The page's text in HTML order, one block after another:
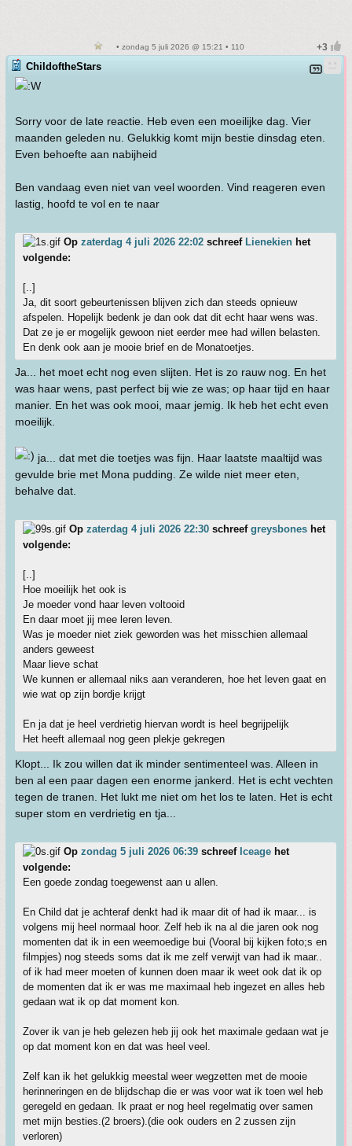
• zondag 5 juli 2026 @ 15:21 • 110
ChildoftheStars
Sorry voor de late reactie. Heb even een moeilijke dag. Vier
maanden geleden nu. Gelukkig komt mijn bestie dinsdag eten.
Even behoefte aan nabijheid
Ben vandaag even niet van veel woorden. Vind reageren even
lastig, hoofd te vol en te naar
Op zaterdag 4 juli 2026 22:02 schreef Lienekien het
volgende:
[..]
Ja, dit soort gebeurtenissen blijven zich dan steeds opnieuw
afspelen. Hopelijk bedenk je dan ook dat dit echt haar wens was.
Dat ze je er mogelijk gewoon niet eerder mee had willen belasten.
En denk ook aan je mooie brief en de Monatoetjes.
Ja... het moet echt nog even slijten. Het is zo rauw nog. En het
was haar wens, past perfect bij wie ze was; op haar tijd en haar
manier. En het was ook mooi, maar jemig. Ik heb het echt even
moeilijk.
ja... dat met die toetjes was fijn. Haar laatste maaltijd was
gevulde brie met Mona pudding. Ze wilde niet meer eten,
behalve dat.
Op zaterdag 4 juli 2026 22:30 schreef greysbones het
volgende:
[..]
Hoe moeilijk het ook is
Je moeder vond haar leven voltooid
En daar moet jij mee leren leven.
Was je moeder niet ziek geworden was het misschien allemaal
anders geweest
Maar lieve schat
We kunnen er allemaal niks aan veranderen, hoe het leven gaat en
wie wat op zijn bordje krijgt
En ja dat je heel verdrietig hiervan wordt is heel begrijpelijk
Het heeft allemaal nog geen plekje gekregen
Klopt... Ik zou willen dat ik minder sentimenteel was. Alleen in
ben al een paar dagen een enorme jankerd. Het is echt vechten
tegen de tranen. Het lukt me niet om het los te laten. Het is echt
super stom en verdrietig en tja...
Op zondag 5 juli 2026 06:39 schreef Iceage het
volgende:
Een goede zondag toegewenst aan u allen.
En Child dat je achteraf denkt had ik maar dit of had ik maar... is
volgens mij heel normaal hoor. Zelf heb ik na al die jaren ook nog
momenten dat ik in een weemoedige bui (Vooral bij kijken foto;s en
filmpjes) nog steeds soms dat ik me zelf verwijt van had ik maar..
of ik had meer moeten of kunnen doen maar ik weet ook dat ik op
de momenten dat ik er was me maximaal heb ingezet en alles heb
gedaan wat ik op dat moment kon.
Zover ik van je heb gelezen heb jij ook het maximale gedaan wat je
op dat moment kon en dat was heel veel.
Zelf kan ik het gelukkig meestal weer wegzetten met de mooie
herinneringen en de blijdschap die er was voor wat ik toen wel heb
geregeld en gedaan. Ik praat er nog heel regelmatig over samen
met mijn besties.(2 broers).(die ook ouders en 2 zussen zijn
verloren)